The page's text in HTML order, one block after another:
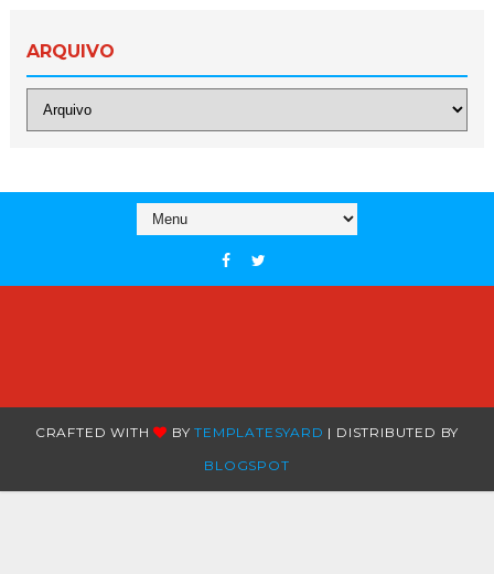
ARQUIVO
CRAFTED WITH BYTEMPLATESYARD | DISTRIBUTED BY
BLOGSPOT